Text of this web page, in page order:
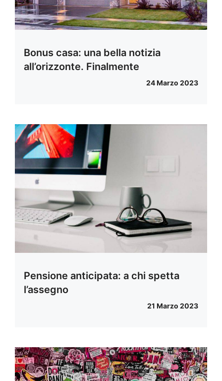
Bonus casa: una bella notizia
all’orizzonte. Finalmente
24 Marzo 2023
Pensione anticipata: a chi spetta
l’assegno
21 Marzo 2023